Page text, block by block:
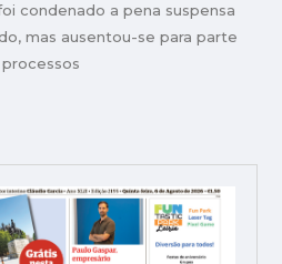
condenado a pena suspensa
mas ausentou-se para parte